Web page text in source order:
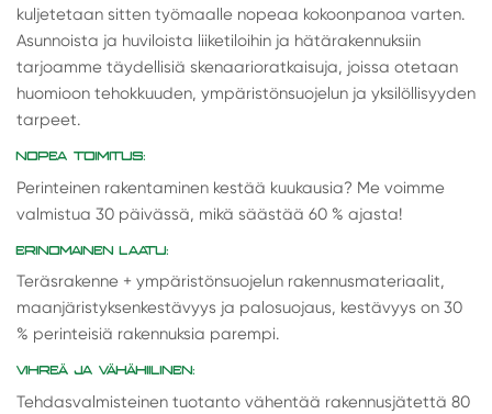
kuljetetaan sitten työmaalle nopeaa kokoonpanoa varten.
Asunnoista ja huviloista liiketiloihin ja hätärakennuksiin
tarjoamme täydellisiä skenaarioratkaisuja, joissa otetaan
huomioon tehokkuuden, ympäristönsuojelun ja yksilöllisyyden
tarpeet.
NOPEA TOIMITUS:
Perinteinen rakentaminen kestää kuukausia? Me voimme
valmistua 30 päivässä, mikä säästää 60 % ajasta!
ERINOMAINEN LAATU:
Teräsrakenne + ympäristönsuojelun rakennusmateriaalit,
maanjäristyksenkestävyys ja palosuojaus, kestävyys on 30
% perinteisiä rakennuksia parempi.
VIHREÄ JA VÄHÄHIILINEN:
Tehdasvalmisteinen tuotanto vähentää rakennusjätettä 80